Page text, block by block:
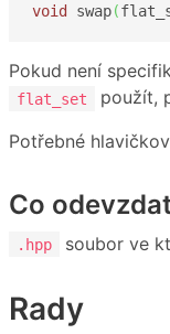
void
swap(
Pokud není
flat_set použít,
Potřebné
Co
.hpp soubor ve
Rady